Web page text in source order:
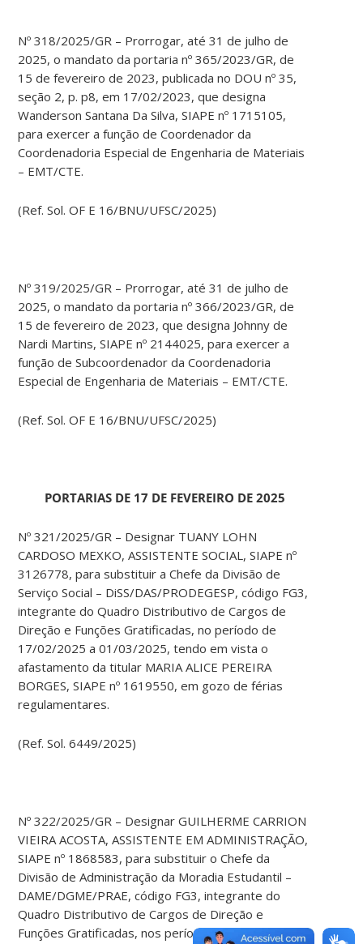
Nº 318/2025/GR – Prorrogar, até 31 de julho de
2025, o mandato da portaria nº 365/2023/GR, de
15 de fevereiro de 2023, publicada no DOU nº 35,
seção 2, p. p8, em 17/02/2023, que designa
Wanderson Santana Da Silva, SIAPE nº 1715105,
para exercer a função de Coordenador da
Coordenadoria Especial de Engenharia de Materiais
– EMT/CTE.
(Ref. Sol. OF E 16/BNU/UFSC/2025)
Nº 319/2025/GR – Prorrogar, até 31 de julho de
2025, o mandato da portaria nº 366/2023/GR, de
15 de fevereiro de 2023, que designa Johnny de
Nardi Martins, SIAPE nº 2144025, para exercer a
função de Subcoordenador da Coordenadoria
Especial de Engenharia de Materiais – EMT/CTE.
(Ref. Sol. OF E 16/BNU/UFSC/2025)
PORTARIAS DE 17 DE FEVEREIRO DE 2025
Nº 321/2025/GR – Designar TUANY LOHN
CARDOSO MEXKO, ASSISTENTE SOCIAL, SIAPE nº
3126778, para substituir a Chefe da Divisão de
Serviço Social – DiSS/DAS/PRODEGESP, código FG3,
integrante do Quadro Distributivo de Cargos de
Direção e Funções Gratificadas, no período de
17/02/2025 a 01/03/2025, tendo em vista o
afastamento da titular MARIA ALICE PEREIRA
BORGES, SIAPE nº 1619550, em gozo de férias
regulamentares.
(Ref. Sol. 6449/2025)
Nº 322/2025/GR – Designar GUILHERME CARRION
VIEIRA ACOSTA, ASSISTENTE EM ADMINISTRAÇÃO,
SIAPE nº 1868583, para substituir o Chefe da
Divisão de Administração da Moradia Estudantil –
DAME/DGME/PRAE, código FG3, integrante do
Quadro Distributivo de Cargos de Direção e
Funções Gratificadas, nos períodos de 19/02/2025